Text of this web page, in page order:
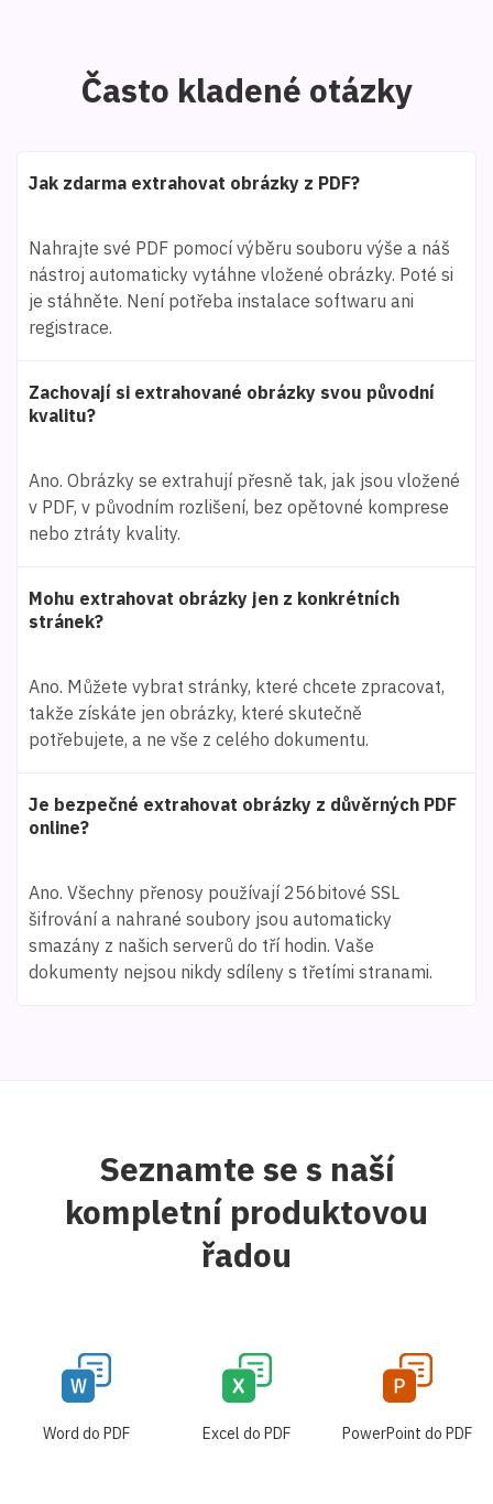
Často kladené otázky
Jak zdarma extrahovat obrázky z PDF?
Nahrajte své PDF pomocí výběru souboru výše a náš
nástroj automaticky vytáhne vložené obrázky. Poté si
je stáhněte. Není potřeba instalace softwaru ani
registrace.
Zachovají si extrahované obrázky svou původní
kvalitu?
Ano. Obrázky se extrahují přesně tak, jak jsou vložené
v PDF, v původním rozlišení, bez opětovné komprese
nebo ztráty kvality.
Mohu extrahovat obrázky jen z konkrétních
stránek?
Ano. Můžete vybrat stránky, které chcete zpracovat,
takže získáte jen obrázky, které skutečně
potřebujete, a ne vše z celého dokumentu.
Je bezpečné extrahovat obrázky z důvěrných PDF
online?
Ano. Všechny přenosy používají 256bitové SSL
šifrování a nahrané soubory jsou automaticky
smazány z našich serverů do tří hodin. Vaše
dokumenty nejsou nikdy sdíleny s třetími stranami.
Seznamte se s naší
kompletní produktovou
řadou
Word do PDF Excel do PDF PowerPoint do PDF